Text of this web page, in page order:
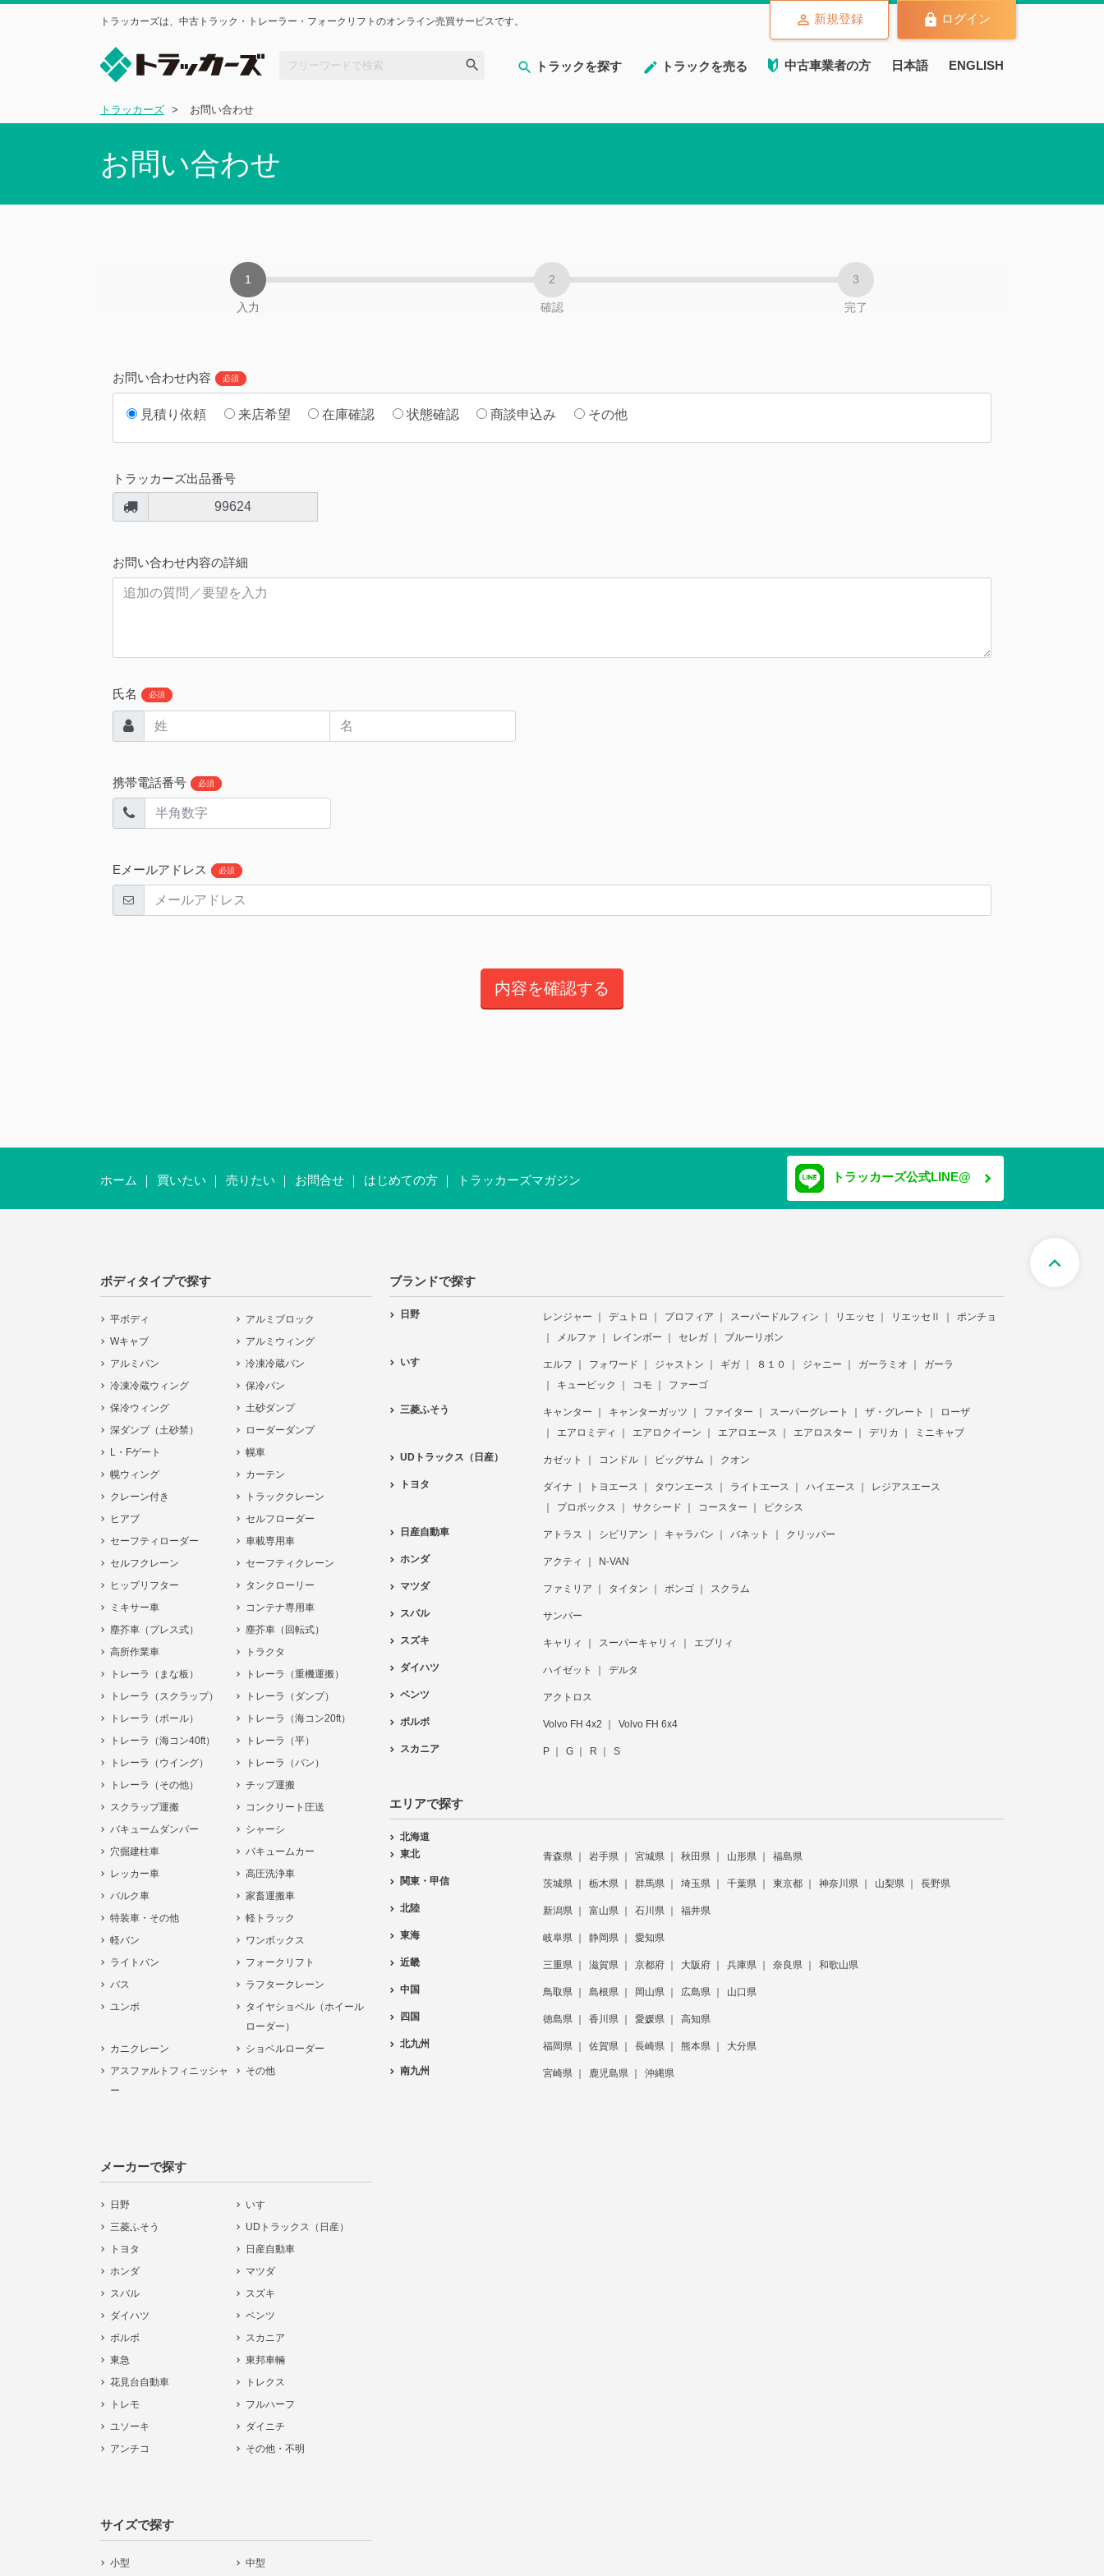
トラッカーズは、中古トラック・トレーラー・フォークリフトのオンライン売買サービスです。
トラックを探す トラックを売る 中古車業者の方 日本語 ENGLISH
新規登録 ログイン
トラッカーズ お問い合わせ
お問い合わせ
入力 確認 完了
お問い合わせ内容 必須
見積り依頼 来店希望 在庫確認 状態確認 商談申込み その他
トラッカーズ出品番号
99624
お問い合わせ内容の詳細
氏名 必須
携帯電話番号 必須
Eメールアドレス 必須
expand_less
ホーム 買いたい 売りたい お問合せ はじめての方 トラッカーズマガジン トラッカーズ公式LINE@
ボディタイプで探す
平ボディ
アルミブロック
Wキャブ
アルミウィング
アルミバン
冷凍冷蔵バン
冷凍冷蔵ウィング
保冷バン
保冷ウィング
土砂ダンプ
深ダンプ（土砂禁）
ローダーダンプ
L・Fゲート
幌車
幌ウィング
カーテン
クレーン付き
トラッククレーン
ヒアブ
セルフローダー
セーフティローダー
車載専用車
セルフクレーン
セーフティクレーン
ヒップリフター
タンクローリー
ミキサー車
コンテナ専用車
塵芥車（プレス式）
塵芥車（回転式）
高所作業車
トラクタ
トレーラ（まな板）
トレーラ（重機運搬）
トレーラ（スクラップ）
トレーラ（ダンプ）
トレーラ（ポール）
トレーラ（海コン20ft）
トレーラ（海コン40ft）
トレーラ（平）
トレーラ（ウイング）
トレーラ（バン）
トレーラ（その他）
チップ運搬
スクラップ運搬
コンクリート圧送
バキュームダンパー
シャーシ
穴掘建柱車
バキュームカー
レッカー車
高圧洗浄車
バルク車
家畜運搬車
特装車・その他
軽トラック
軽バン
ワンボックス
ライトバン
フォークリフト
バス
ラフタークレーン
ユンボ
タイヤショベル（ホイール
ローダー）
カニクレーン
ショベルローダー
アスファルトフィニッシャ
ー
その他
メーカーで探す
日野
いすゞ
三菱ふそう
UDトラックス（日産）
トヨタ
日産自動車
ホンダ
マツダ
スバル
スズキ
ダイハツ
ベンツ
ボルボ
スカニア
東急
東邦車輛
花見台自動車
トレクス
トレモ
フルハーフ
ユソーキ
ダイニチ
アンチコ
その他・不明
サイズで探す
小型 中型
ブランドで探す
日野 レンジャー デュトロ プロフィア スーパードルフィン リエッセ リエッセⅡ
ポンチョ
メルファ
レインボー セレガ ブルーリボン
いすゞ エルフ フォワード ジャストン ギガ ８１０ ジャニー ガーラミオ
ガーラ
キュービック
コモ ファーゴ
三菱ふそう キャンター キャンターガッツ ファイター スーパーグレート ザ・グレート
ローザ
エアロミディ
エアロクイーン エアロエース エアロスター デリカ ミニキャブ
UDトラックス（日産） カゼット コンドル ビッグサム クオン
トヨタ ダイナ トヨエース タウンエース ライトエース ハイエース
レジアスエース
プロボックス
サクシード コースター ピクシス
日産自動車 アトラス シビリアン キャラバン バネット クリッパー
ホンダ アクティ N-VAN
マツダ ファミリア タイタン ボンゴ スクラム
スバル サンバー
スズキ キャリィ スーパーキャリィ エブリィ
ダイハツ ハイゼット デルタ
ベンツ アクトロス
ボルボ Volvo FH 4x2 Volvo FH 6x4
スカニア P G R S
エリアで探す
北海道
東北
青森県 岩手県 宮城県 秋田県 山形県 福島県
関東・甲信 茨城県 栃木県 群馬県 埼玉県 千葉県 東京都 神奈川県 山梨県 長野県
北陸 新潟県 富山県 石川県 福井県
東海 岐阜県 静岡県 愛知県
近畿 三重県 滋賀県 京都府 大阪府 兵庫県 奈良県 和歌山県
中国 鳥取県 島根県 岡山県 広島県 山口県
四国 徳島県 香川県 愛媛県 高知県
北九州 福岡県 佐賀県 長崎県 熊本県 大分県
南九州 宮崎県 鹿児島県 沖縄県